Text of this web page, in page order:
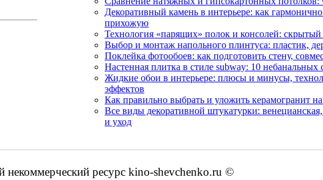
Декоративный камень в интерьере: как
прихожую
Технология «парящих» полок и консолей:
Выбор и монтаж напольного плинтуса: пластик,
Поклейка фотообоев: как подготовить стену,
Настенная плитка в стиле subway: 10
Жидкие обои в интерьере: плюсы и минусы,
эффектов
Как правильно выбрать и уложить керамогранит
Все виды декоративной штукатурки:
и уход
ресурс kino-shevchenko.ru ©